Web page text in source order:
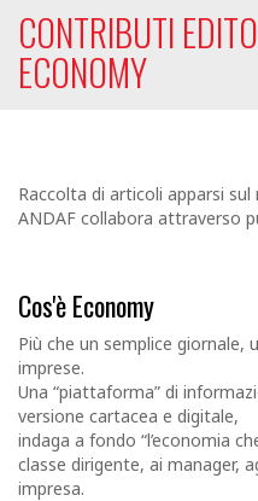
CONTRIBUTI
ECONOMY
Raccolta di articoli apparsi
ANDAF collabora attraverso
Cos'è Economy
Più che un semplice giornale,
imprese.
Una “piattaforma” di
versione cartacea e digitale,
indaga a fondo “l’economia
classe dirigente, ai manager,
impresa.